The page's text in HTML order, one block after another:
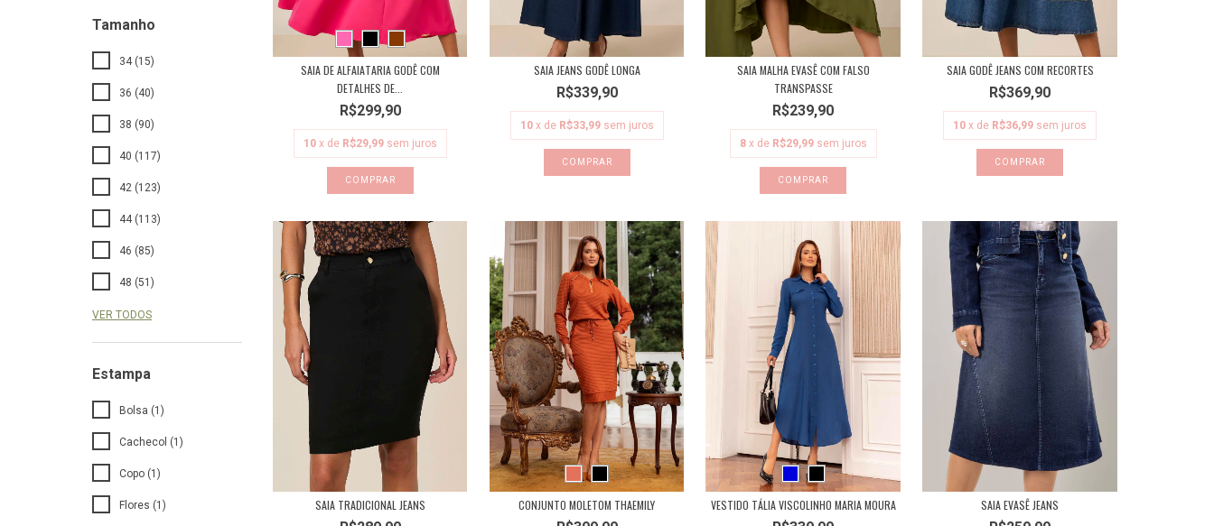
Tamanho
34 (15)
36 (40)
38 (90)
40 (117)
42 (123)
44 (113)
46 (85)
48 (51)
VER TODOS
Estampa
Bolsa (1)
Cachecol (1)
Copo (1)
Flores (1)
SAIA DE ALFAIATARIA GODÊ COM
DETALHES DE...
R$299,90
10 x de R$29,99 sem juros
COMPRAR
SAIA JEANS GODÊ LONGA
R$339,90
10 x de R$33,99 sem juros
COMPRAR
SAIA MALHA EVASÊ COM FALSO
TRANSPASSE
R$239,90
8 x de R$29,99 sem juros
COMPRAR
SAIA GODÊ JEANS COM RECORTES
R$369,90
10 x de R$36,99 sem juros
COMPRAR
SAIA TRADICIONAL JEANS CONJUNTO MOLETOM THAEMILY VESTIDO TÁLIA VISCOLINHO MARIA MOURA SAIA EVASÊ JEANS